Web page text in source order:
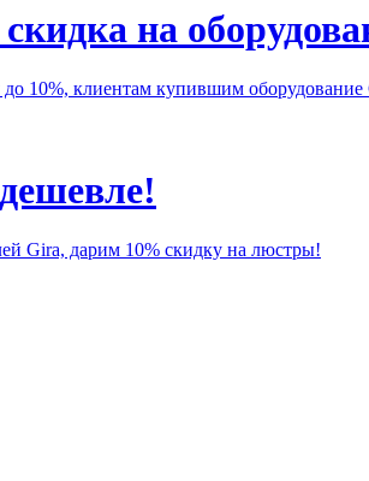
на
10%, клиентам купившим оборудование
Gira, дарим 10% скидку на люстры!